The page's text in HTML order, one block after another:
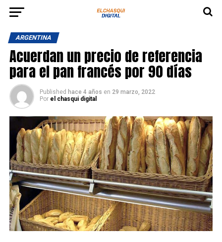
ARGENTINA
Acuerdan un precio de referencia
para el pan francés por 90 días
Published hace 4 años en 29 marzo, 2022
Por el chasqui digital